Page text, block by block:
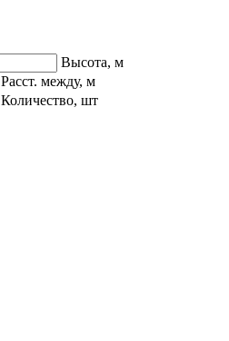
Высота, м
Расст. между, м
Количество, шт